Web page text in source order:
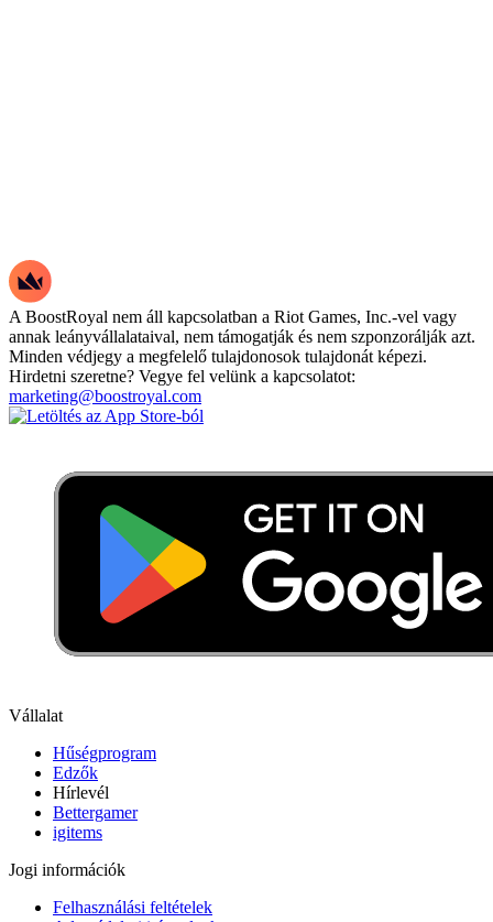
A BoostRoyal nem áll kapcsolatban a Riot Games, Inc.-vel vagy
annak leányvállalataival, nem támogatják és nem szponzorálják azt.
Minden védjegy a megfelelő tulajdonosok tulajdonát képezi.
Hirdetni szeretne? Vegye fel velünk a kapcsolatot:
marketing@boostroyal.com
Vállalat
Hűségprogram
Edzők
Hírlevél
Bettergamer
igitems
Jogi információk
Felhasználási feltételek